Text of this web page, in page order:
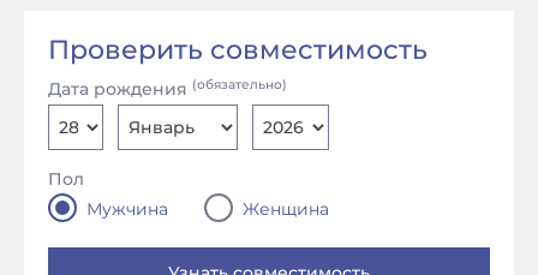
Проверить совместимость
Дата рождения (обязательно)
Пол
Мужчина
Женщина